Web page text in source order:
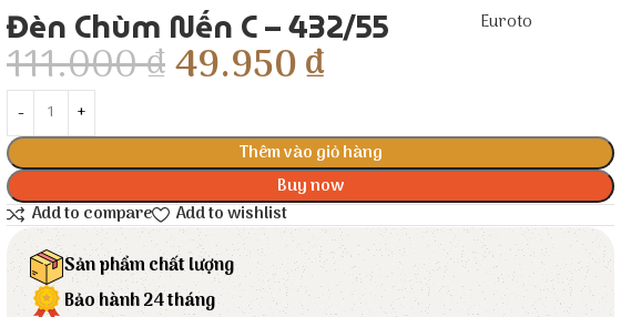
Đèn Chùm Nến C – 432/55 Euroto
111.000₫49.950₫
Thêm vào giỏ hàng
Buy now
Add to compare
Add to wishlist
Sản phẩm chất lượng
Bảo hành 24 tháng